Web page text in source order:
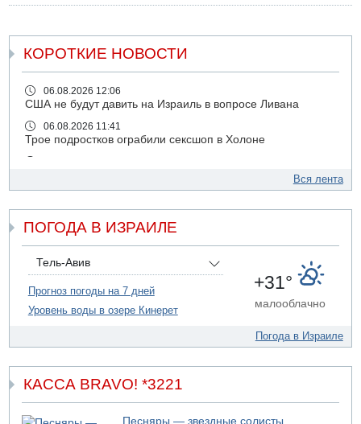
КОРОТКИЕ НОВОСТИ
06.08.2026 12:06
США не будут давить на Израиль в вопросе Ливана
06.08.2026 11:41
Трое подростков ограбили сексшоп в Холоне
Украинская атака на российский НПЗ
05.08.2026 18:30
Израиль провел испытания системы противоракетной
обороны "Хец"
МАДА призывает израильтян срочно сдавать кровь
05.08.2026 17:00
Бывший посол Израиля в ООН Гилад Эрдан объявит в
четверг о создании новой политической партии
05.08.2026 13:49
На севере Израиля на берег выбросило тело
05.08.2026 13:32
В России горят новые склады
Вся лента
ПОГОДА В ИЗРАИЛЕ
Тель-Авив
Прогноз погоды на 7 дней
Уровень воды в озере Кинерет
+31°
малооблачно
Погода в Израиле
КАССА BRAVO! *3221
Песняры — звездные солисты